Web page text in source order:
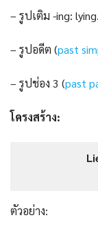
– รูปเติม -ing: lying.
– รูปอดีต (past si
– รูปช่อง 3 (past
โครงสร้าง:
ตัวอย่าง: